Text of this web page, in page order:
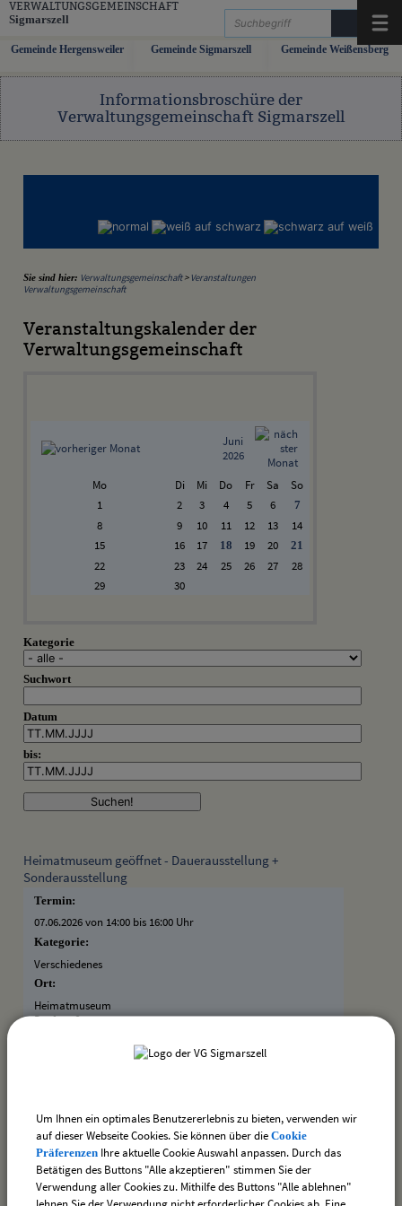
Zum Inhalt,zur Navigationoderzur Startseite springen.
VERWALTUNGSGEMEINSCHAFT
Sigmarszell
Gemeinde Hergensweiler Gemeinde Sigmarszell Gemeinde Weißensberg
Informationsbroschüre der
Verwaltungsgemeinschaft Sigmarszell
Sie sind hier: Verwaltungsgemeinschaft> Veranstaltungen
Verwaltungsgemeinschaft
Veranstaltungskalender der
Verwaltungsgemeinschaft
Juni
2026
Mo Di Mi Do Fr Sa
So
1
2 3 4 5 6 7
8 9 10 11 12 13
14
15
16 17 18 19 20 21
22 23 24 25 26 27
28
29
30
Kategorie
Suchwort
Datum
bis:
Heimatmuseum geöffnet - Dauerausstellung +
Sonderausstellung
Termin:
07.06.2026 von 14:00 bis 16:00 Uhr
Kategorie:
Verschiedenes
Ort:
Heimatmuseum
Dorfstraße 20
Termin:
18.06.2026 von 19:45bis 20:00 Uhr
Kategorie:
Sitzungen
Ort:
Um Ihnen ein optimales Benutzererlebnis zu bieten, verwenden wir
auf dieser Webseite Cookies. Sie können über die Cookie
Präferenzen Ihre aktuelle Cookie Auswahl anpassen. Durch das
Betätigen des Buttons "Alle akzeptieren" stimmen Sie der
Verwendung aller Cookies zu. Mithilfe des Buttons "Alle ablehnen"